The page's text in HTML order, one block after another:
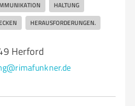
HALTUNG
HERAUSFORDERUNGEN.
Herford